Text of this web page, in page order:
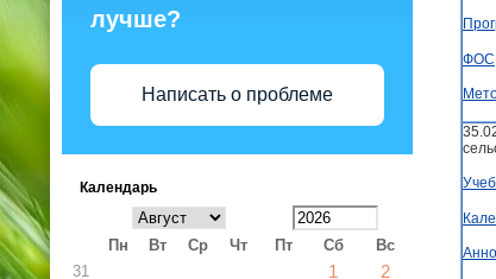
лучше?
Написать о проблеме
Календарь
Пн Вт Ср Чт Пт Сб
Вс
31
1 2
ФОС